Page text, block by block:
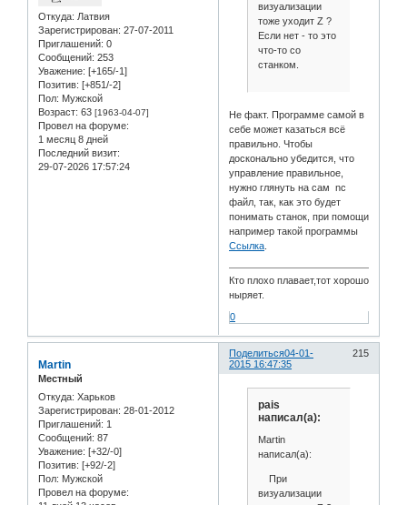
Откуда: Латвия
Зарегистрирован: 27-07-2011
Приглашений: 0
Сообщений: 253
Уважение: [+165/-1]
Позитив: [+851/-2]
Пол: Мужской
Возраст: 63 [1963-04-07]
Провел на форуме:
1 месяц 8 дней
Последний визит:
29-07-2026 17:57:24
визуализации
тоже уходит Z ?
Если нет - то это
что-то со
станком.
Не факт. Программе самой в
себе может казаться всё
правильно. Чтобы
досконально убедится, что
управление правильное,
нужно глянуть на сам nc
файл, так, как это будет
понимать станок, при помощи
например такой программы
Ссылка
Кто плохо плавает,тот хорошо
ныряет.
0
Поделиться 215
04-01-
2015 16:47:35
Martin
Местный
Откуда: Харьков
Зарегистрирован: 28-01-2012
Приглашений: 1
Сообщений: 87
Уважение: [+32/-0]
Позитив: [+92/-2]
Пол: Мужской
Провел на форуме:
pais
написал(а):
Martin
написал(а):
При
визуализации